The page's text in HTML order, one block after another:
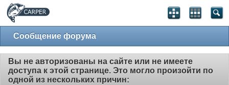
Сообщение форума
Вы не авторизованы на сайте или не имеете
доступа к этой странице. Это могло произойти по
одной из нескольких причин: